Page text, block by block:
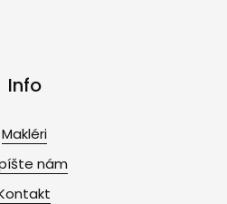
Info
Makléri
nám